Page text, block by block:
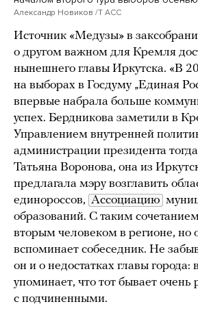
Александр Новиков /Т АСС
Источник «Медузы» в
о другом важном для Кремля
нынешнего главы Иркутска. «В
на выборах в Госдуму „Единая
впервые набрала больше
успех. Бердникова заметили в
Управлением внутренней
администрации президента
Татьяна Воронова, она из
предлагала мэру возглавить
единороссов, Ассоциацию
образований. С таким
вторым человеком в регионе, но
вспоминает собеседник. Не
он и о недостатках главы города:
упоминает, что тот бывает очень
с подчиненными.